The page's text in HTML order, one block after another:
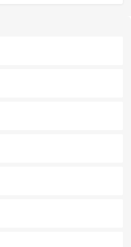
地元の風情を楽しめる外せないスポット